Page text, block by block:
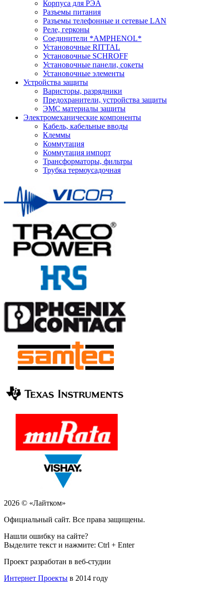
Корпуса для РЭА
Разъемы питания
Разъемы телефонные и сетевые LAN
Реле, герконы
Соединители *AMPHENOL*
Установочные RITTAL
Установочные SCHROFF
Установочные панели, сокеты
Установочные элементы
Устройства защиты
Варисторы, разрядники
Предохранители, устройства защиты
ЭМС материалы защиты
Электромеханические компоненты
Кабель, кабельные вводы
Клеммы
Коммутация
Коммутация импорт
Трансформаторы, фильтры
Трубка термоусадочная
2026 © «Лайтком»
Официальный сайт. Все права защищены.
Нашли ошибку на сайте?
Выделите текст и нажмите: Ctrl + Enter
Проект разработан в веб-студии
Интернет Проекты в 2014 году